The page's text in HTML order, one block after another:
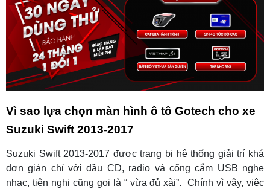
Vì sao lựa chọn màn hình ô tô Gotech cho xe
Suzuki Swift 2013-2017
Suzuki Swift 2013-2017 được trang bị hệ thống giải trí khá
đơn giản chỉ với đầu CD, radio và cổng cắm USB nghe
nhạc, tiện nghi cũng gọi là “ vừa đủ xài”. Chính vì vậy, việc